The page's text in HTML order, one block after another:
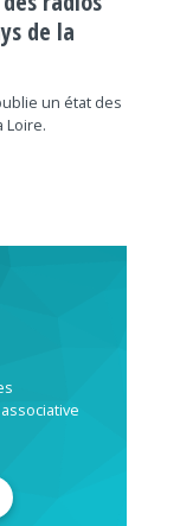
de la
un état des
Loire.